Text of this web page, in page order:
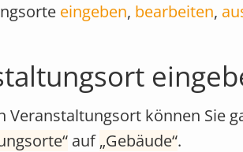
eingeben, bearbeiten,
Veranstaltungsort können Sie
auf Gebäude .